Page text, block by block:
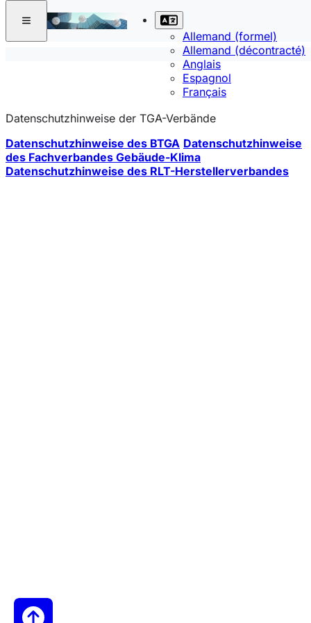
Allemand (formel)
Allemand (décontracté)
Anglais
Espagnol
Français
Datenschutzhinweise der TGA-Verbände
Datenschutzhinweise des BTGA Datenschutzhinweise
des Fachverbandes Gebäude-Klima
Datenschutzhinweise des RLT-Herstellerverbandes